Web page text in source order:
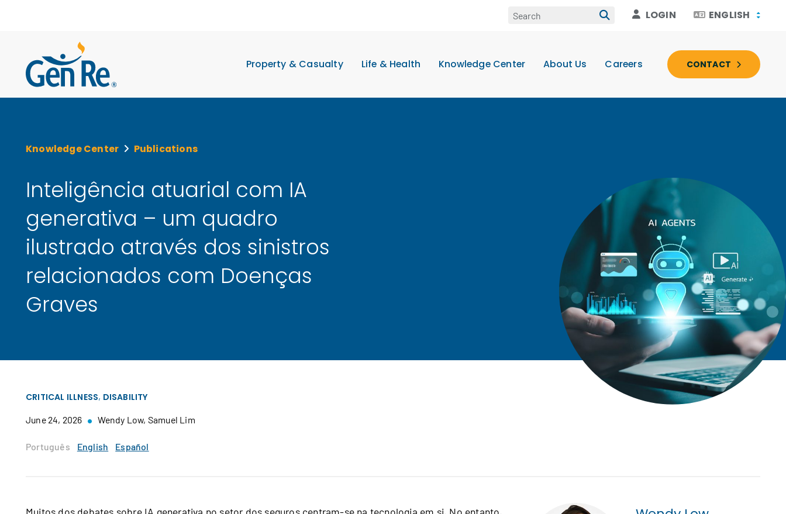
LOGIN ENGLISH
Property & Casualty Life & Health Knowledge Center About Us Careers CONTACT
Knowledge Center Publications
Inteligência atuarial com IA
generativa – um quadro
ilustrado através dos sinistros
relacionados com Doenças
Graves
CRITICAL ILLNESS, DISABILITY
June 24, 2026 Wendy Low, Samuel Lim
Português English Español